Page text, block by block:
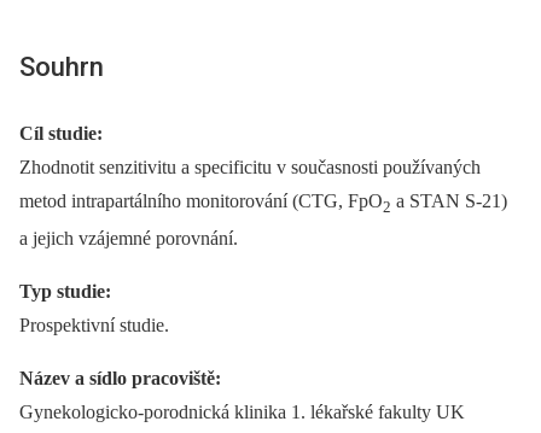
Souhrn
Cíl studie:
Zhodnotit senzitivitu a specificitu v současnosti používaných
metod intrapartálního monitorování (CTG, FpO2 a STAN S-21)
a jejich vzájemné porovnání.
Typ studie:
Prospektivní studie.
Název a sídlo pracoviště:
Gynekologicko-porodnická klinika 1. lékařské fakulty UK